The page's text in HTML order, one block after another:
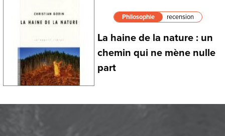
Philosophie recension
La haine de la nature : un
chemin qui ne mène nulle
part